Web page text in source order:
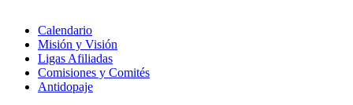
Calendario
Misión y Visión
Ligas Afiliadas
Comisiones y Comités
Antidopaje